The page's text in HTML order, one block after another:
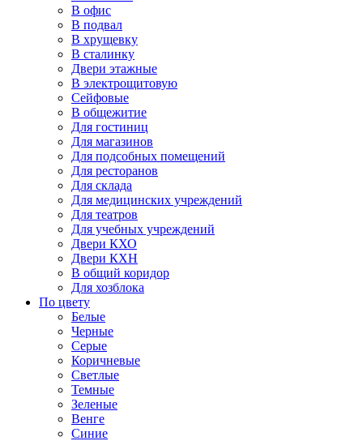
В офис
В подвал
В хрущевку
В сталинку
Двери этажные
В электрощитовую
Сейфовые
В общежитие
Для гостиниц
Для магазинов
Для подсобных помещений
Для ресторанов
Для склада
Для медицинских учреждений
Для театров
Для учебных учреждений
Двери КХО
Двери КХН
В общий коридор
Для хозблока
По цвету
Белые
Черные
Серые
Коричневые
Светлые
Темные
Зеленые
Венге
Синие